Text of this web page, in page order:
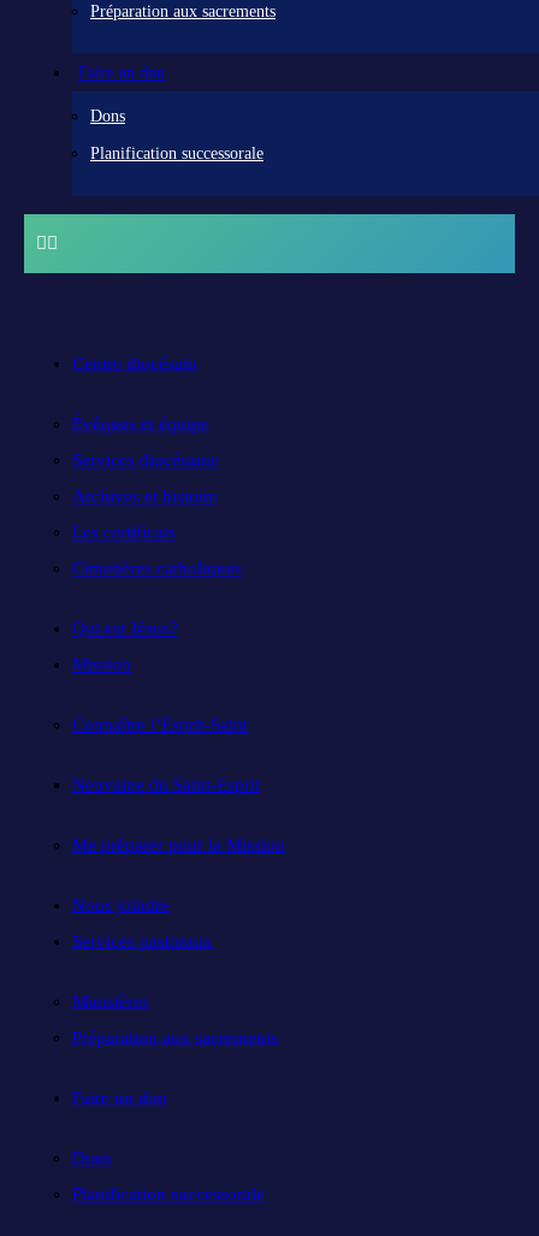
Préparation aux sacrements
Faire un don
Dons
Planification successorale
Centre diocésain
Évêques et équipe
Services diocésains
Archives et histoire
Les certificats
Cimetières catholiques
Qui est Jésus?
Mission
Connaître l’Esprit-Saint
Neuvaine du Saint-Esprit
Me préparer pour la Mission
Nous joindre
Services pastoraux
Ministères
Préparation aux sacrements
Faire un don
Dons
Planification successorale